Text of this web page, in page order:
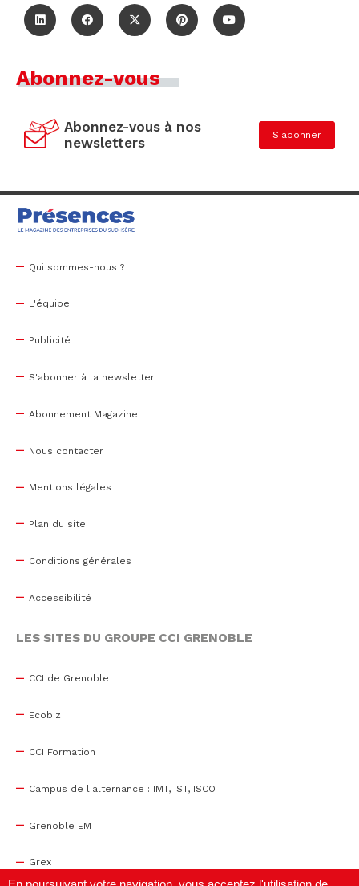
Abonnez-vous
Abonnez-vous à nos
newsletters
S'abonner
Qui sommes-nous ?
L'équipe
Publicité
S'abonner à la newsletter
Abonnement Magazine
Nous contacter
Mentions légales
Plan du site
Conditions générales
Accessibilité
LES SITES DU GROUPE CCI GRENOBLE
CCI de Grenoble
Ecobiz
CCI Formation
Campus de l'alternance : IMT, IST, ISCO
Grenoble EM
Grex